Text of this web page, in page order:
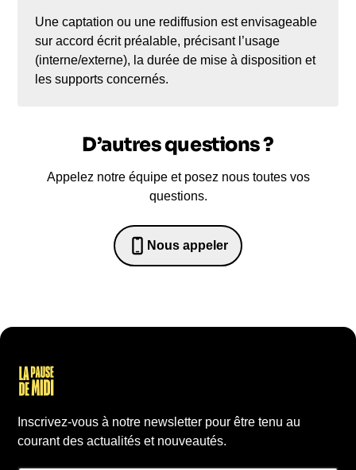
Une captation ou une rediffusion est envisageable
sur accord écrit préalable, précisant l’usage
(interne/externe), la durée de mise à disposition et
les supports concernés.
D’autres questions ?
Appelez notre équipe et posez nous toutes vos
questions.
Nous appeler
0652698481
Inscrivez-vous à notre newsletter pour être tenu au
courant des actualités et nouveautés.